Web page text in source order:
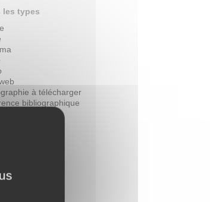
les types
à télécharger
bibliographique